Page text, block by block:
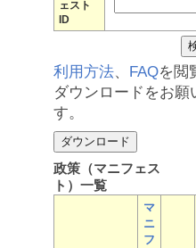
ェスト
ID
利用方法、 FAQを閲
ダウンロードをお願
す。
政策（マニフェス
ト）一覧
マ
ニ
フ